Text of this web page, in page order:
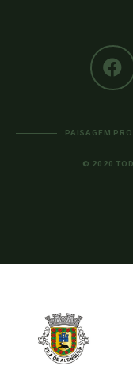
PAISAGEM
© 2020